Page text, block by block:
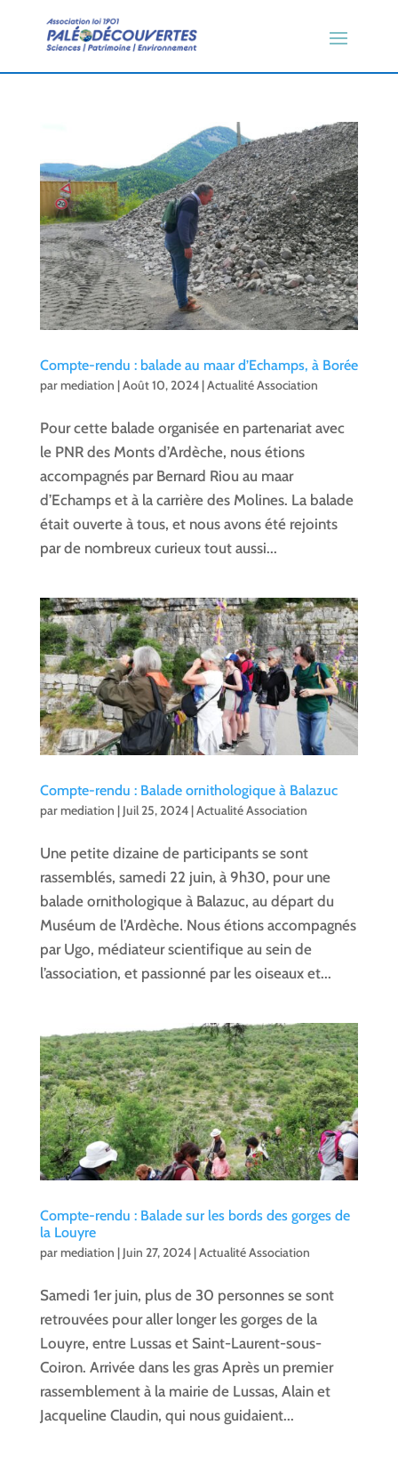
Compte-rendu : balade au maar d’Echamps, à Borée
parmediation |Août 10, 2024|Actualité Association
Pour cette balade organisée en partenariat avec
le PNR des Monts d’Ardèche, nous étions
accompagnés par Bernard Riou au maar
d’Echamps et à la carrière des Molines. La balade
était ouverte à tous, et nous avons été rejoints
par de nombreux curieux tout aussi...
Compte-rendu : Balade ornithologique à Balazuc
parmediation | Juil 25, 2024|Actualité Association
Une petite dizaine de participants se sont
rassemblés, samedi 22 juin, à 9h30, pour une
balade ornithologique à Balazuc, au départ du
Muséum de l’Ardèche. Nous étions accompagnés
par Ugo, médiateur scientifique au sein de
l’association, et passionné par les oiseaux et...
Compte-rendu : Balade sur les bords des gorges de
la Louyre
parmediation | Juin 27, 2024|Actualité Association
Samedi 1er juin, plus de 30 personnes se sont
retrouvées pour aller longer les gorges de la
Louyre, entre Lussas et Saint-Laurent-sous-
Coiron. Arrivée dans les gras Après un premier
rassemblement à la mairie de Lussas, Alain et
Jacqueline Claudin, qui nous guidaient...